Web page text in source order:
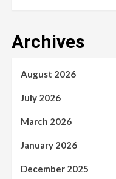
Archives
August 2026
July 2026
March 2026
January 2026
December 2025